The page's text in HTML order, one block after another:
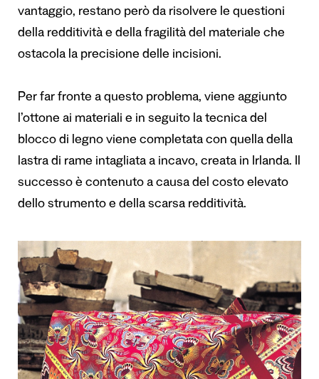
vantaggio, restano però da risolvere le questioni
della redditività e della fragilità del materiale che
ostacola la precisione delle incisioni.
Per far fronte a questo problema, viene aggiunto
l’ottone ai materiali e in seguito la tecnica del
blocco di legno viene completata con quella della
lastra di rame intagliata a incavo, creata in Irlanda. Il
successo è contenuto a causa del costo elevato
dello strumento e della scarsa redditività.